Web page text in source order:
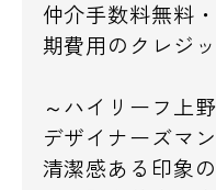
仲介手数料無料
期費用のクレジ
～ハイリーフ上
デザイナーズマン
清潔感ある印象の